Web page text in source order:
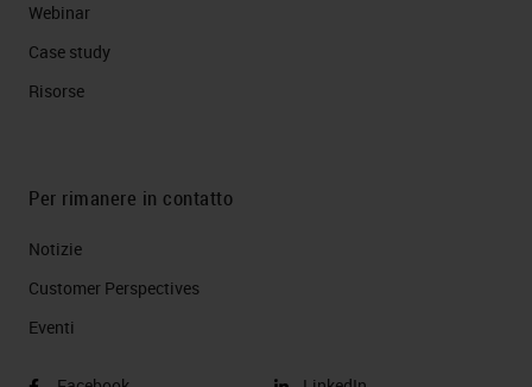
Webinar
Case study
Risorse
Per rimanere in contatto
Notizie
Customer Perspectives​
Eventi